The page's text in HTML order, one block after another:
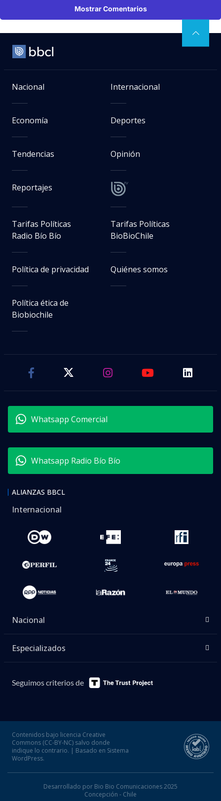
Mostrar Comentarios
Nacional Internacional
Economía Deportes
Tendencias Opinión
Reportajes
Tarifas Políticas
Radio Bío Bío
Tarifas Políticas
BioBioChile
Política de privacidad Quiénes somos
Política ética de
Biobiochile
Whatsapp Comercial
Whatsapp Radio Bío Bío
ALIANZAS BBCL
Internacional
Nacional
Especializados
Seguimos criterios de
Contenidos bajo licencia Creative
Commons (CC-BY-NC) salvo donde
indique lo contrario. | Basado en Sistema
WordPress.
Desarrollado por Bio Bio Comunicaciones 2025
Concepción - Chile